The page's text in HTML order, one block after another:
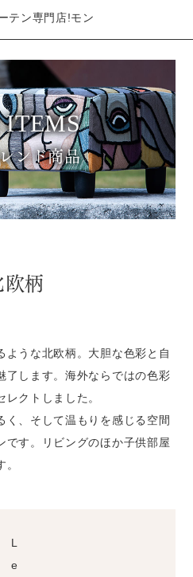
ンド商品
柄
ような北欧柄。大胆な色彩と自
了します。海外ならではの色彩
クトしました。
く、そして温もりを感じる空間
です。リビングのほか子供部屋
L
e